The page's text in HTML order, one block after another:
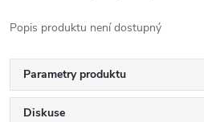
Popis produktu není dostupný
Parametry produktu
Diskuse